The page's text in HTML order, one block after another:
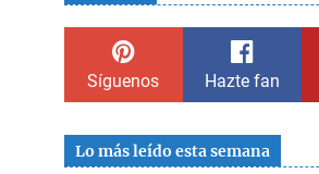
Síguenos Hazte fan
Lo más leído esta semana